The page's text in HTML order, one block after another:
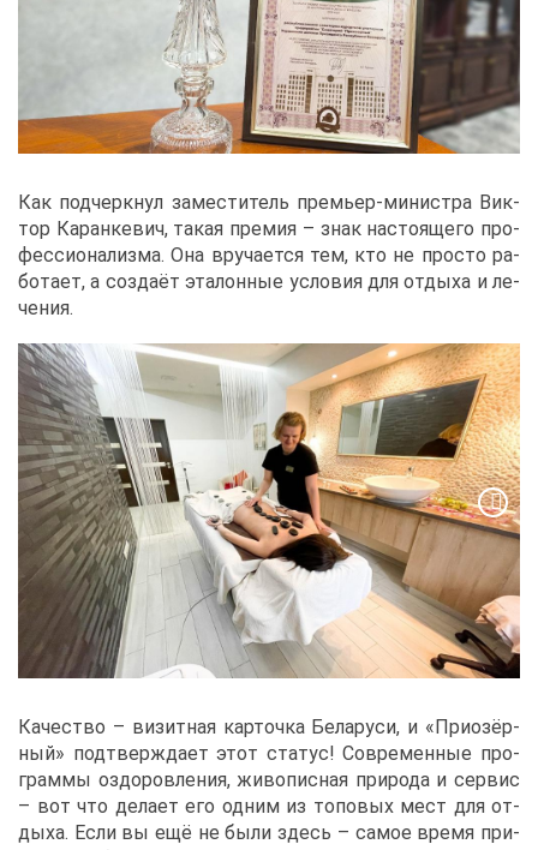
Как под­черк­нул за­ме­сти­тель пре­мьер-ми­ни­стра Вик­
тор Ка­ран­ке­вич, та­кая пре­мия – знак на­сто­я­ще­го про­
фес­си­о­на­лиз­ма. Она вру­ча­ет­ся тем, кто не про­сто ра­
бо­та­ет, а со­зда­ёт эта­лон­ные усло­вия для от­ды­ха и ле­
че­ния.
Ка­че­ство – ви­зит­ная кар­точ­ка Бе­ла­ру­си, и «При­озёр­
ный» под­твер­жда­ет этот ста­тус! Со­вре­мен­ные про­
грам­мы оздо­ров­ле­ния, жи­во­пис­ная при­ро­да и сер­вис
– вот что де­ла­ет его од­ним из то­по­вых мест для от­
ды­ха. Ес­ли вы ещё не бы­ли здесь – са­мое вре­мя при­